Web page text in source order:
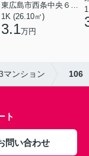
東広島市西条中央６丁目
1K (26.10㎡)
3.1万円
マンション 106
ト
問い合わせ